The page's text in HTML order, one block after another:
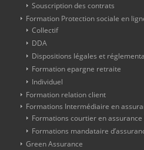
Souscription des contrats
Formation Protection sociale en
Collectif
DDA
Dispositions légales et
Formation epargne retraite
Individuel
Formation relation client
Formations Intermédiaire en
Formations courtier en assurance
Formations mandataire
Green Assurance